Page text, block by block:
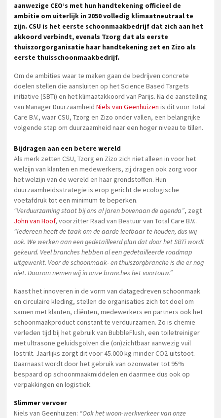
aanwezige CEO’s met hun handtekening officieel de
ambitie om uiterlijk in 2050 volledig klimaatneutraal te
zijn. CSU is het eerste schoonmaakbedrijf dat zich aan het
akkoord verbindt, evenals Tzorg dat als eerste
thuiszorgorganisatie haar handtekening zet en Zizo als
eerste thuisschoonmaakbedrijf.
Om de ambities waar te maken gaan de bedrijven concrete
doelen stellen die aansluiten op het Science Based Targets
initiative (SBTi) en het klimaatakkoord van Parijs. Na de aanstelling
van Manager Duurzaamheid Niels van Geenhuizen is dit voor Total
Care B.V., waar CSU, Tzorg en Zizo onder vallen, een belangrijke
volgende stap om duurzaamheid naar een hoger niveau te tillen.
Bijdragen aan een betere wereld
Als merk zetten CSU, Tzorg en Zizo zich niet alleen in voor het
welzijn van klanten en medewerkers, zij dragen ook zorg voor
het welzijn van de wereld en haar grondstoffen. Hun
duurzaamheidsstrategie is erop gericht de ecologische
voetafdruk tot een minimum te beperken.
“Verduurzaming staat bij ons al jaren bovenaan de agenda”, zegt
John van Hoof, voorzitter Raad van Bestuur van Total Care B.V..
“Iedereen heeft de taak om de aarde leefbaar te houden, dus wij
ook. We werken aan een gedetailleerd plan dat door het SBTi wordt
gekeurd. Veel branches hebben al een gedetailleerde roadmap
uitgewerkt. Voor de schoonmaak- en thuiszorgbranche is die er nog
niet. Daarom nemen wij in onze branches het voortouw.”
Naast het innoveren in de vorm van datagedreven schoonmaak
en circulaire kleding, stellen de organisaties zich tot doel om
samen met klanten, cliënten, medewerkers en partners ook het
schoonmaakproduct constant te verduurzamen. Zo is chemie
verleden tijd bij het gebruik van BubbleFlush, een toiletreiniger
met ultrasone geluidsgolven die (on)zichtbaar aanwezig vuil
lostrilt. Jaarlijks zorgt dit voor 45.000 kg minder CO2-uitstoot.
Daarnaast wordt door het gebruik van ozonwater tot 95%
bespaard op schoonmaakmiddelen en daarmee dus ook op
verpakkingen en logistiek.
Slimmer vervoer
Niels van Geenhuizen: “Ook het woon-werkverkeer van onze